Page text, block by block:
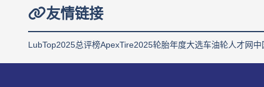
友情链接
LubTop2025总评榜ApexTire2025轮胎年度大选车油轮人才网中